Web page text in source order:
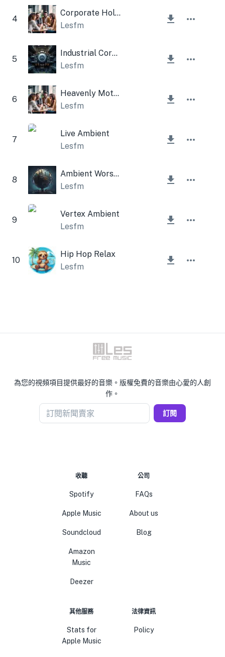
4
Corporate Holiday Music
Lesfm
5
Industrial Corporate
Lesfm
6
Heavenly Motive
Lesfm
7
Live Ambient
Lesfm
8
Ambient Worship
Lesfm
9
Vertex Ambient
Lesfm
10
Hip Hop Relax
Lesfm
為您的視頻項目提供最好的音樂。版權免費的音樂由心愛的人創
作。
訂閱新聞賣家 訂閱
收聽
Spotify
Apple Music
Soundcloud
Amazon
Music
Deezer
公司
FAQs
About us
Blog
其他服務
Stats for
Apple Music
法律資訊
Policy